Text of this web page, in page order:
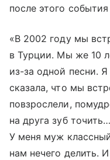
после этого
«В 2002 году мы
в Турции. Мы же 10
из-за одной песни.
сказала, что мы
повзрослели,
на друга зуб
У меня муж
нам нечего делить.